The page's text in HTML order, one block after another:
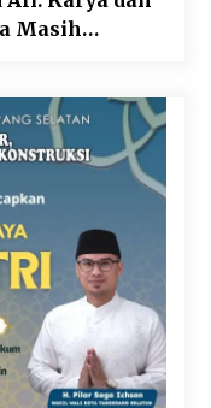
Masih